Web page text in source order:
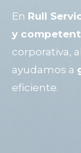
En Rull
y
corporativa,
ayudamos a
eficiente.